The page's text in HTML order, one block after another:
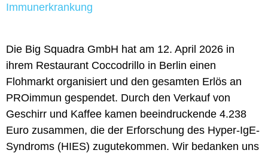
Immunerkrankung
Die Big Squadra GmbH hat am 12. April 2026 in
ihrem Restaurant Coccodrillo in Berlin einen
Flohmarkt organisiert und den gesamten Erlös an
PROimmun gespendet. Durch den Verkauf von
Geschirr und Kaffee kamen beeindruckende 4.238
Euro zusammen, die der Erforschung des Hyper-IgE-
Syndroms (HIES) zugutekommen. Wir bedanken uns